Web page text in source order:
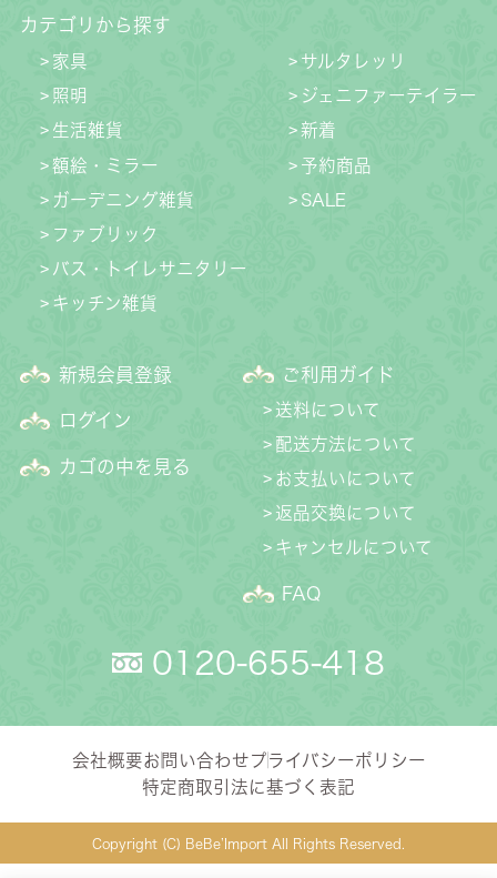
カテゴリから探す
家具
照明
生活雑貨
額絵・ミラー
ガーデニング雑貨
ファブリック
バス・トイレサニタリー
キッチン雑貨
サルタレッリ
ジェニファーテイラー
新着
予約商品
SALE
新規会員登録
ログイン
カゴの中を見る
ご利用ガイド
送料について
配送方法について
お支払いについて
返品交換について
キャンセルについて
FAQ
0120-655-418
会社概要お問い合わせプライバシーポリシー
特定商取引法に基づく表記
Copyright (C) BeBe’Import All Rights Reserved.